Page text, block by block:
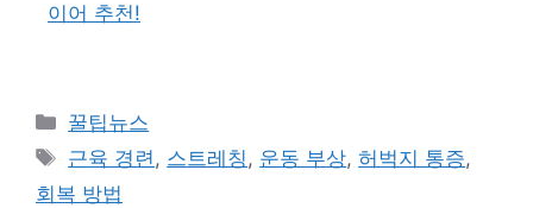
이어 추천!
카
테
꿀팁뉴스
태
그
근육 경련, 스트레칭, 운동 부상,허벅지 통증,
회복 방법